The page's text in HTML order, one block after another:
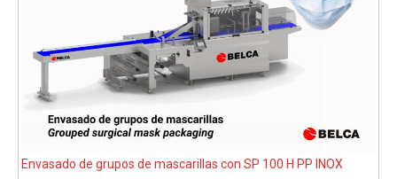
Envasado de grupos de mascarillas con SP 100 H PP INOX